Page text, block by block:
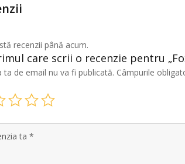
recenzii până acum.
care scrii o recenzie pentru
ta de email nu va fi publicată. Câmpurile